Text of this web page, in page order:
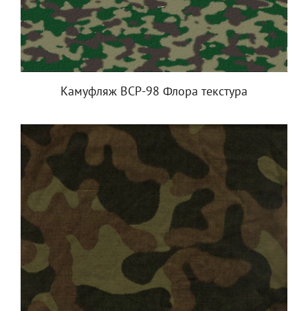
Камуфляж ВСР-98 Флора текстура